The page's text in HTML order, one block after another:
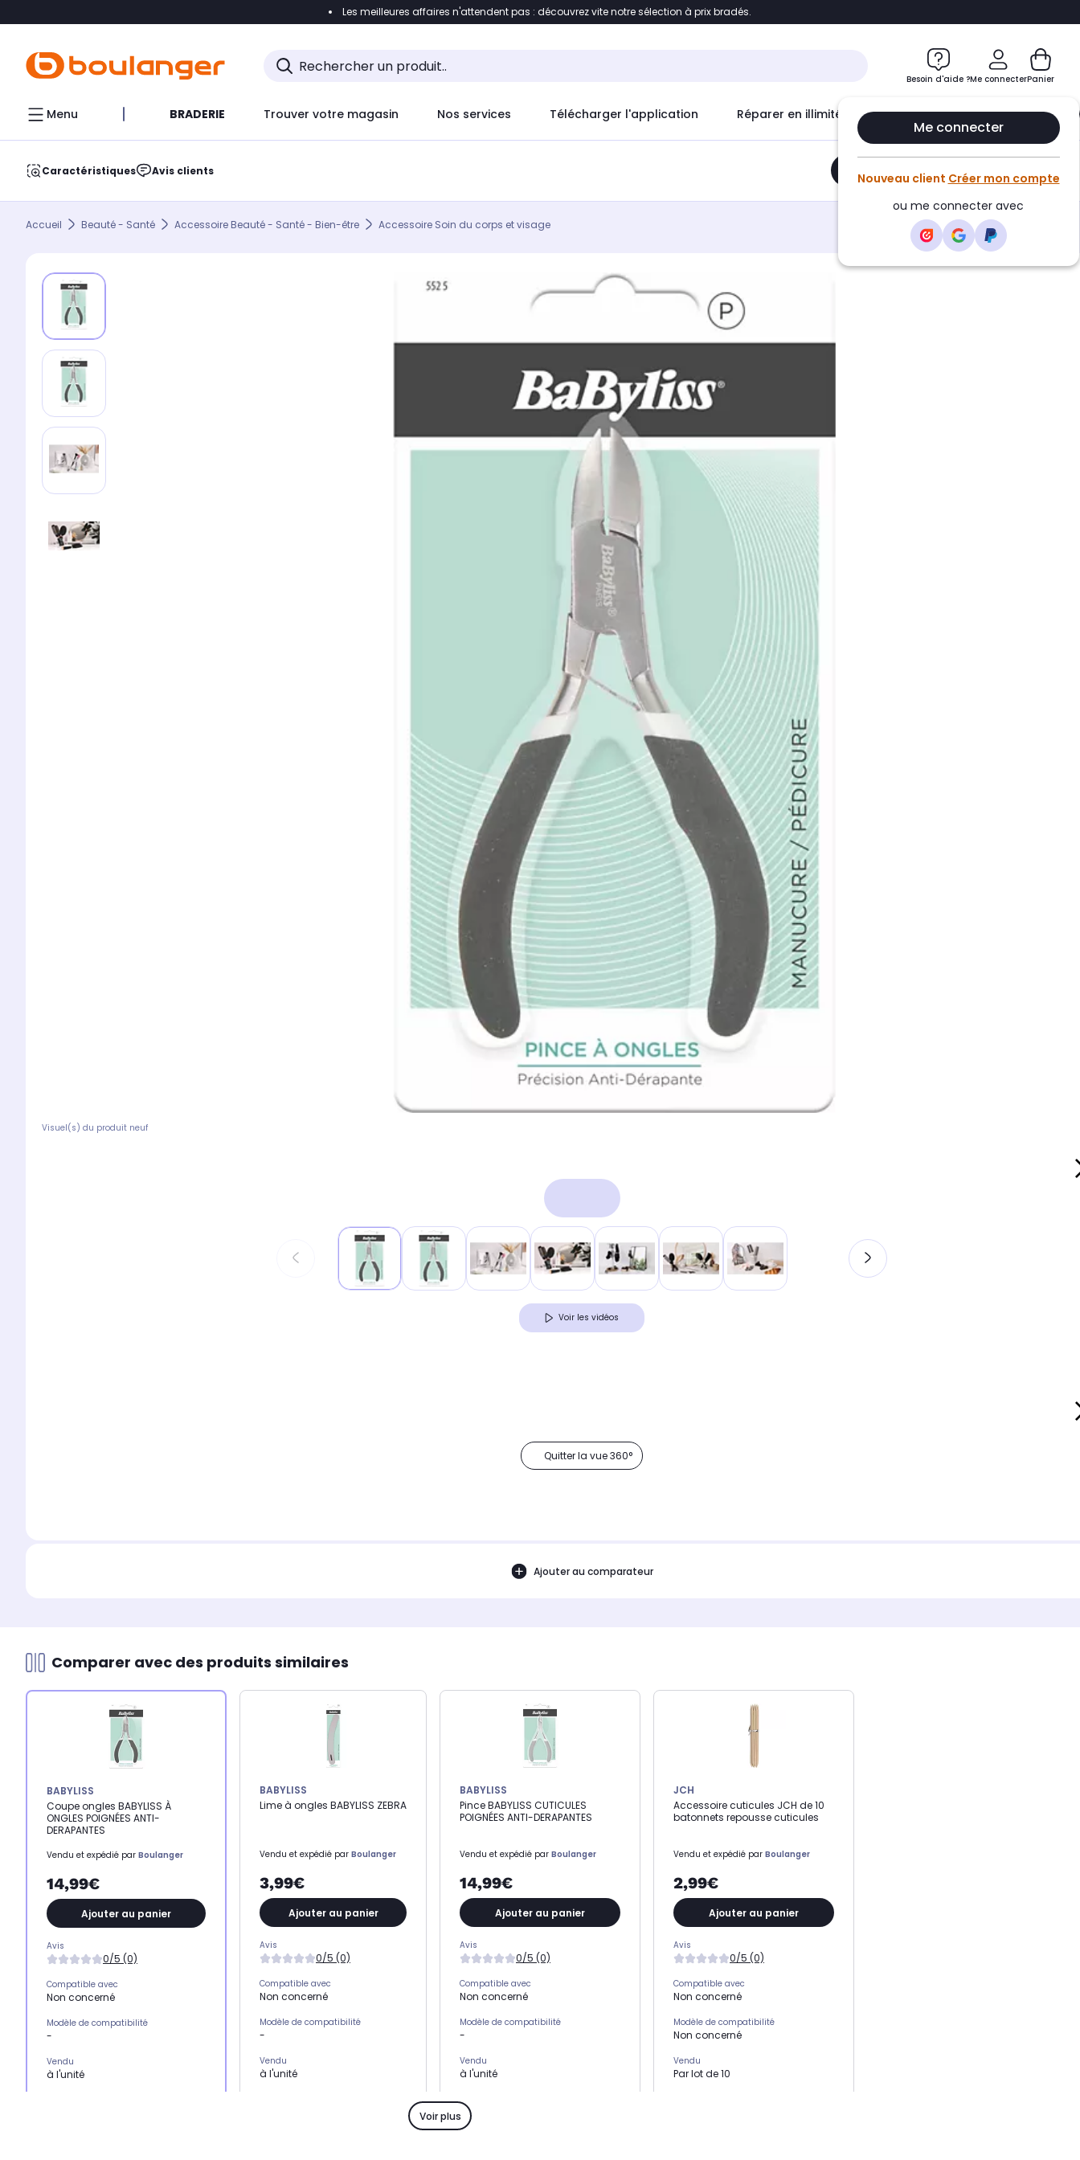
Accéder directement au contenu Accéder directement au pied de page Accéder directement au chatbot
Les meilleures affaires n'attendent pas : découvrez vite notre sélection à prix bradés.
Besoin d'aide ?Me connecter
Me connecter
Nouveau client Créer mon compte
ou me connecter avec
Panier
Menu BRADERIE Trouver votre magasin Nos services Télécharger l'application Réparer en illimité avec Le Club Infinity
Caractéristiques Avis clients Ajouter au panier
Accueil Beauté - Santé Accessoire Beauté - Santé - Bien-être Accessoire Soin du corps et visage
Visuel(s) du produit neuf
Voir les vidéos
Quitter la vue 360°
Ajouter au comparateur
Comparer avec des produits similaires
BABYLISS
Coupe ongles BABYLISS À
ONGLES POIGNÉES ANTI-
DERAPANTES
Vendu et expédié par Boulanger
14,99€
Ajouter au panier
Avis
0/5 (0)
Compatible avec
Non concerné
Modèle de compatibilité
-
Vendu
à l'unité
BABYLISS
Lime à ongles BABYLISS ZEBRA
Vendu et expédié par Boulanger
3,99€
Ajouter au panier
Avis
0/5 (0)
Compatible avec
Non concerné
Modèle de compatibilité
-
Vendu
à l'unité
BABYLISS
Pince BABYLISS CUTICULES
POIGNÉES ANTI-DERAPANTES
Vendu et expédié par Boulanger
14,99€
Ajouter au panier
Avis
0/5 (0)
Compatible avec
Non concerné
Modèle de compatibilité
-
Vendu
à l'unité
Produit
Pince à ongles
JCH
Accessoire cuticules JCH de 10
batonnets repousse cuticules
Vendu et expédié par Boulanger
2,99€
Ajouter au panier
Avis
0/5 (0)
Compatible avec
Non concerné
Modèle de compatibilité
Non concerné
Vendu
Par lot de 10
Voir plus